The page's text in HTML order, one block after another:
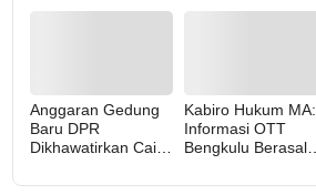
Anggaran Gedung
Baru DPR
Dikhawatirkan Cair
Budi” Pemerintah
Kabiro Hukum MA:
Informasi OTT
Bengkulu Berasal